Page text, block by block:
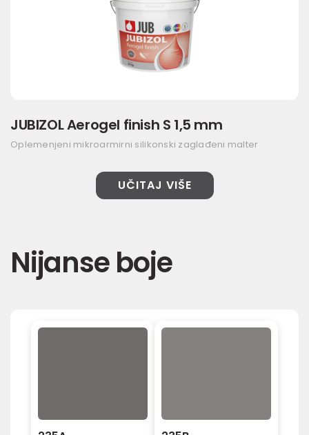
JUBIZOL Aerogel finish S 1,5 mm
Oplemenjeni mikroarmirni silikonski zaglađeni malter
UČITAJ VIŠE
Nijanse boje